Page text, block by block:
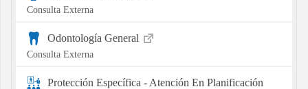
Consulta Externa
Odontología General
Consulta Externa
Protección Específica - Atención En Planificación